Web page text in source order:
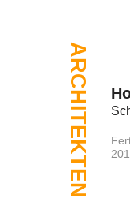
ARCHITEKTEN